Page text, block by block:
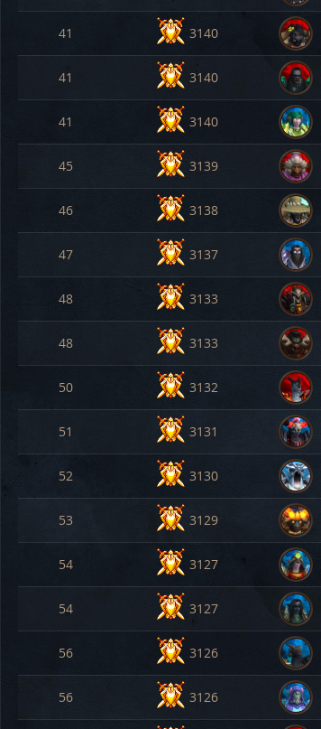
41 3140
41 3140
41 3140
45 3139
46 3138
47 3137
48 3133
48 3133
50 3132
51 3131
52 3130
53 3129
54 3127
54 3127
56 3126
56 3126